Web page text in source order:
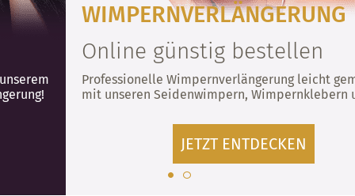
WIMPERNVERLÄNGERUNG
Online günstig bestellen
Professionelle Wimpernverlängerung leicht gemacht -
mit unseren Seidenwimpern, Wimpernklebern uvm.!
JETZT ENTDECKEN